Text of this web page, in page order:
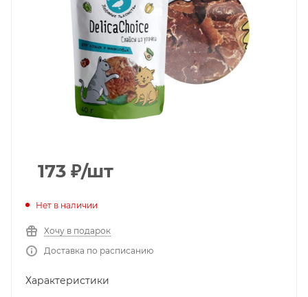
173 ₽/шт
Нет в наличии
Хочу в подарок
Доставка по расписанию
Характеристики